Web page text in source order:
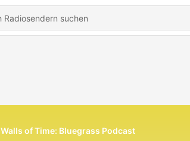
Walls of Time: Bluegrass Podcast